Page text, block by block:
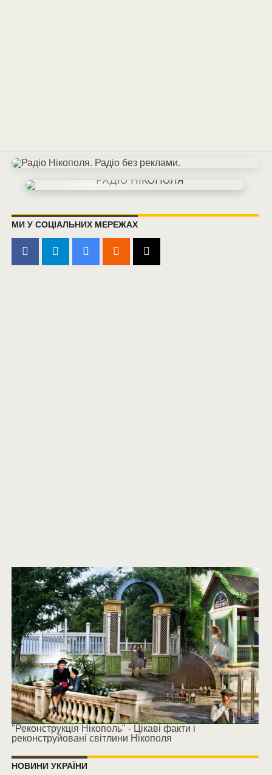
МИ У СОЦІАЛЬНИХ МЕРЕЖАХ
"Реконструкція Нікополь" - Цікаві факти і
реконструйовані світлини Нікополя
НОВИНИ УКРАЇНИ